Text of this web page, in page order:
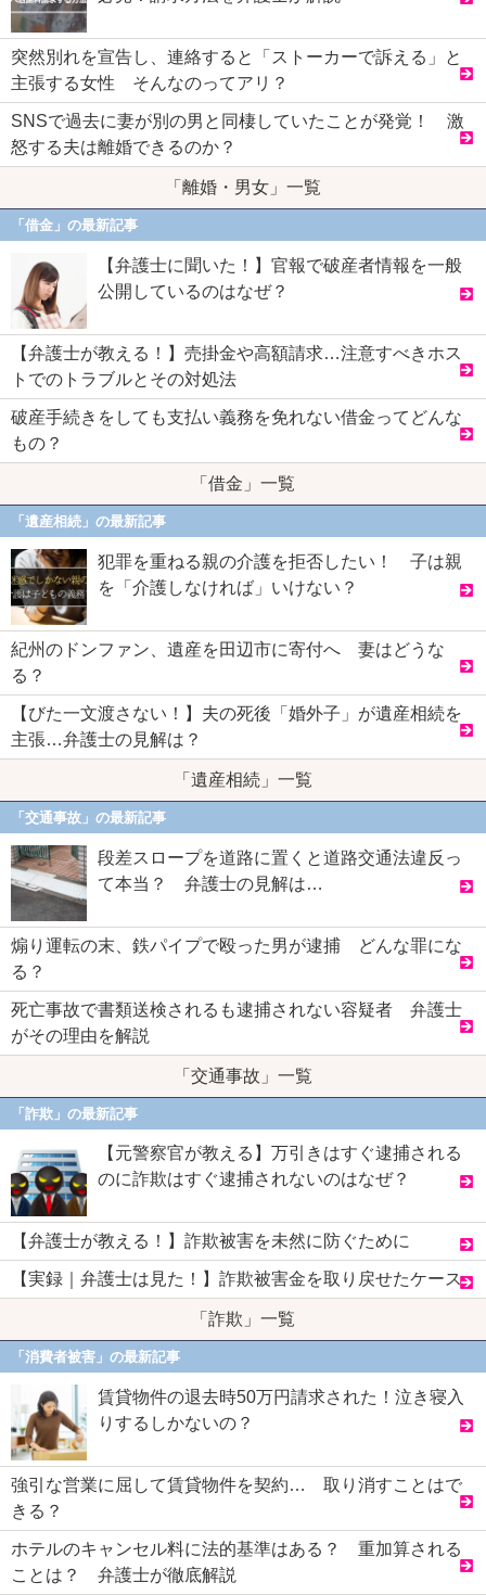
突然別れを宣告し、連絡すると「ストーカーで訴える」と
主張する女性 そんなのってアリ？
SNSで過去に妻が別の男と同棲していたことが発覚！ 激
怒する夫は離婚できるのか？
「離婚・男女」一覧
「借金」の最新記事
【弁護士に聞いた！】官報で破産者情報を一般
公開しているのはなぜ？
【弁護士が教える！】売掛金や高額請求…注意すべきホス
トでのトラブルとその対処法
破産手続きをしても支払い義務を免れない借金ってどんな
もの？
「借金」一覧
「遺産相続」の最新記事
犯罪を重ねる親の介護を拒否したい！ 子は親
を「介護しなければ」いけない？
紀州のドンファン、遺産を田辺市に寄付へ 妻はどうな
る？
【びた一文渡さない！】夫の死後「婚外子」が遺産相続を
主張…弁護士の見解は？
「遺産相続」一覧
「交通事故」の最新記事
段差スロープを道路に置くと道路交通法違反っ
て本当？ 弁護士の見解は…
煽り運転の末、鉄パイプで殴った男が逮捕 どんな罪にな
る？
死亡事故で書類送検されるも逮捕されない容疑者 弁護士
がその理由を解説
「交通事故」一覧
「詐欺」の最新記事
【元警察官が教える】万引きはすぐ逮捕される
のに詐欺はすぐ逮捕されないのはなぜ？
【弁護士が教える！】詐欺被害を未然に防ぐために
【実録｜弁護士は見た！】詐欺被害金を取り戻せたケース
「詐欺」一覧
「消費者被害」の最新記事
賃貸物件の退去時50万円請求された！泣き寝入
りするしかないの？
強引な営業に屈して賃貸物件を契約… 取り消すことはで
きる？
ホテルのキャンセル料に法的基準はある？ 重加算される
ことは？ 弁護士が徹底解説